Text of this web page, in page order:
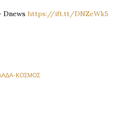
Dnews https://ift.tt/DNZeWk5
ΚΟΣΜΟΣ